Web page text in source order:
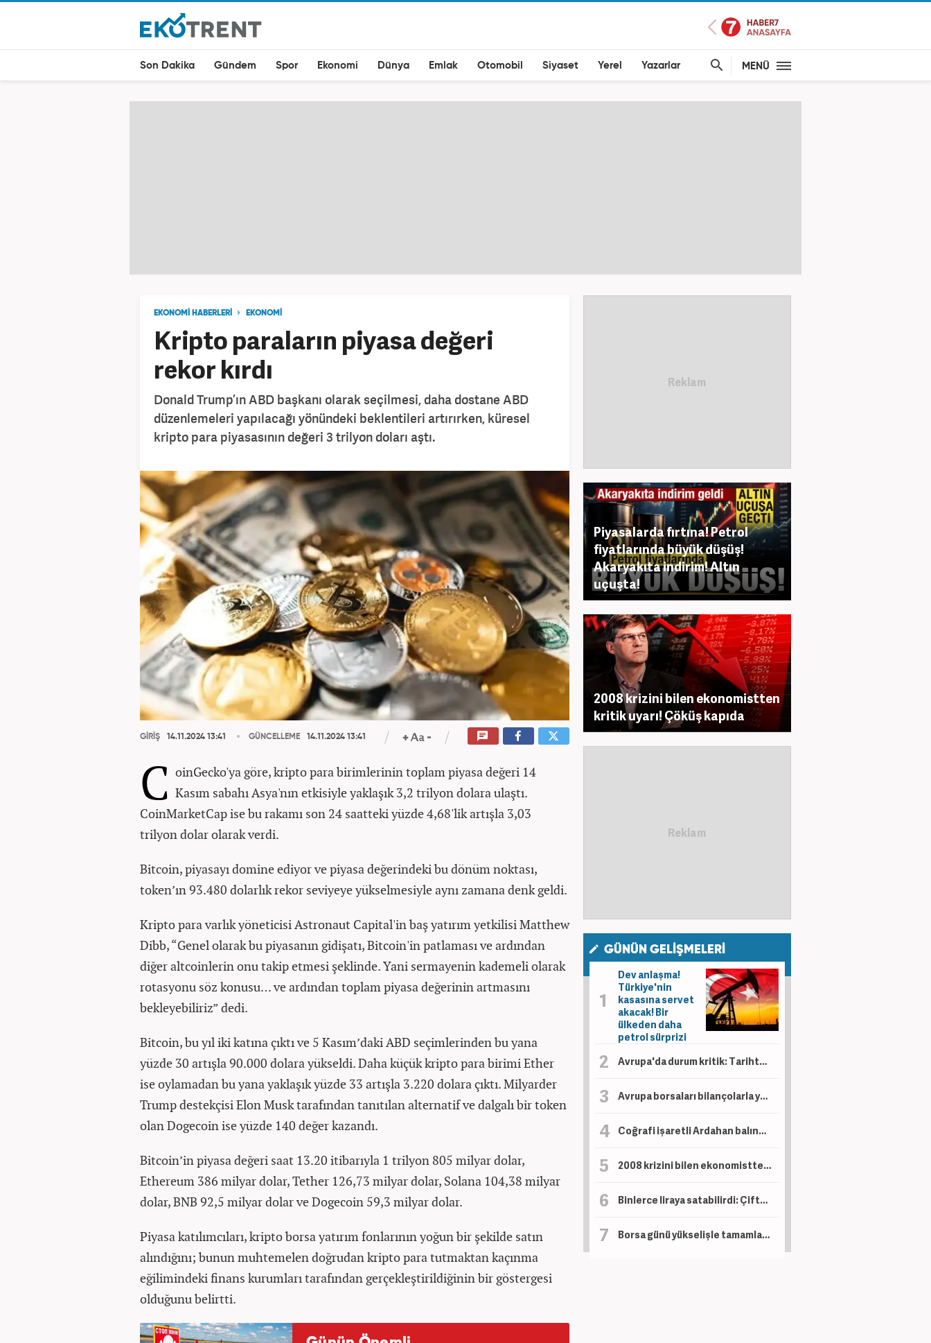
Son Dakika Gündem Spor Ekonomi Dünya Emlak Otomobil Siyaset Yerel Yazarlar MENÜ
EKONOMİ HABERLERİ EKONOMİ
Kripto paraların piyasa değeri
rekor kırdı
Donald Trump’ın ABD başkanı olarak seçilmesi, daha dostane ABD
düzenlemeleri yapılacağı yönündeki beklentileri artırırken, küresel
kripto para piyasasının değeri 3 trilyon doları aştı.
GİRİŞ 14.11.2024 13:41 GÜNCELLEME 14.11.2024 13:41
C oinGecko'ya göre, kripto para birimlerinin toplam piyasa değeri 14
Kasım sabahı Asya'nın etkisiyle yaklaşık 3,2 trilyon dolara ulaştı.
CoinMarketCap ise bu rakamı son 24 saatteki yüzde 4,68'lik artışla 3,03
trilyon dolar olarak verdi.
Bitcoin, piyasayı domine ediyor ve piyasa değerindeki bu dönüm noktası,
token’ın 93.480 dolarlık rekor seviyeye yükselmesiyle aynı zamana denk geldi.
Kripto para varlık yöneticisi Astronaut Capital'in baş yatırım yetkilisi Matthew
Dibb, “Genel olarak bu piyasanın gidişatı, Bitcoin'in patlaması ve ardından
diğer altcoinlerin onu takip etmesi şeklinde. Yani sermayenin kademeli olarak
rotasyonu söz konusu… ve ardından toplam piyasa değerinin artmasını
bekleyebiliriz” dedi.
Bitcoin, bu yıl iki katına çıktı ve 5 Kasım’daki ABD seçimlerinden bu yana
yüzde 30 artışla 90.000 dolara yükseldi. Daha küçük kripto para birimi Ether
ise oylamadan bu yana yaklaşık yüzde 33 artışla 3.220 dolara çıktı. Milyarder
Trump destekçisi Elon Musk tarafından tanıtılan alternatif ve dalgalı bir token
olan Dogecoin ise yüzde 140 değer kazandı.
Bitcoin’in piyasa değeri saat 13.20 itibarıyla 1 trilyon 805 milyar dolar,
Ethereum 386 milyar dolar, Tether 126,73 milyar dolar, Solana 104,38 milyar
dolar, BNB 92,5 milyar dolar ve Dogecoin 59,3 milyar dolar.
Piyasa katılımcıları, kripto borsa yatırım fonlarının yoğun bir şekilde satın
alındığını; bunun muhtemelen doğrudan kripto para tutmaktan kaçınma
eğilimindeki finans kurumları tarafından gerçekleştirildiğinin bir göstergesi
olduğunu belirtti.
Piyasalarda fırtına! Petrol
fiyatlarında büyük düşüş!
Akaryakıta indirim! Altın
uçuşta!
2008 krizini bilen ekonomistten
kritik uyarı! Çöküş kapıda
GÜNÜN GELİŞMELERİ
Dev anlaşma!
Türkiye'nin
kasasına servet
akacak! Bir
ülkeden daha
petrol sürprizi
Avrupa'da durum kritik: Tarihte böylesi görülmedi
Avrupa borsaları bilançolarla yükseldi! İngiltere negatif ayrıştı
Coğrafi işaretli Ardahan balında hasat başladı!
2008 krizini bilen ekonomistten kritik uyarı! Çöküş kapıda
Binlerce liraya satabilirdi: Çiftçi ürünlerini ücretsiz dağıttı!
Borsa günü yükselişle tamamladı! En çok kazandıran belli oldu